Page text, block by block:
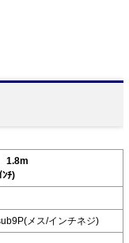
1.8m
ﾁ)
メス/インチネジ)